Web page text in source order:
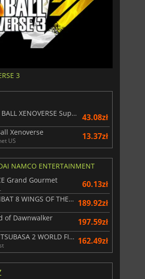
3
DRAGON BALL XENOVERSE Super Bundle
43.08zł
Xenoverse
US 13.37zł
NAMCO ENTERTAINMENT
Grand Gourmet
60.13zł
ACE COMBAT 8 WINGS OF THEVE 189.92zł
of Dawnwalker 197.59zł
CAPTAIN TSUBASA 2 WORLD FIGHTERS 162.49zł